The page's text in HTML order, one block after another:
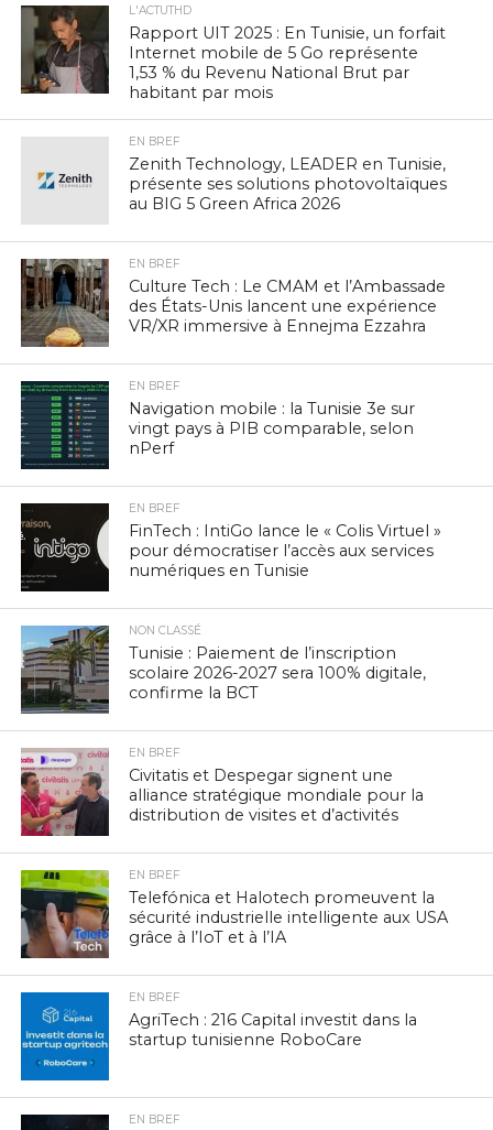
L'ACTUTHD
Rapport UIT 2025 : En Tunisie, un forfait
Internet mobile de 5 Go représente
1,53 % du Revenu National Brut par
habitant par mois
EN BREF
Zenith Technology, LEADER en Tunisie,
présente ses solutions photovoltaïques
au BIG 5 Green Africa 2026
EN BREF
Culture Tech : Le CMAM et l’Ambassade
des États-Unis lancent une expérience
VR/XR immersive à Ennejma Ezzahra
EN BREF
Navigation mobile : la Tunisie 3e sur
vingt pays à PIB comparable, selon
nPerf
EN BREF
FinTech : IntiGo lance le « Colis Virtuel »
pour démocratiser l’accès aux services
numériques en Tunisie
NON CLASSÉ
Tunisie : Paiement de l’inscription
scolaire 2026-2027 sera 100% digitale,
confirme la BCT
EN BREF
Civitatis et Despegar signent une
alliance stratégique mondiale pour la
distribution de visites et d’activités
EN BREF
Telefónica et Halotech promeuvent la
sécurité industrielle intelligente aux USA
grâce à l’IoT et à l’IA
EN BREF
AgriTech : 216 Capital investit dans la
startup tunisienne RoboCare
EN BREF